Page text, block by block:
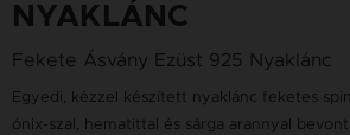
NYAKLÁNC
Fekete Ásvány Ezüst 925 Nyaklánc
Egyedi, kézzel készített nyaklánc feketes
ónix-szal, hematittal és sárga arannyal